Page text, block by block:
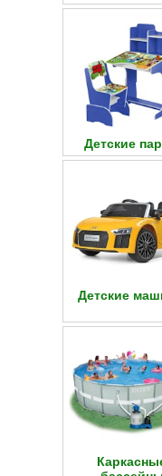
Детские
Детские